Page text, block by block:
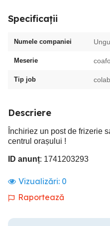
Specificații
Numele companiei
Meserie
Tip job
Descriere
Închiriez un post de frizerie
centrul orașului !
ID anunț: 1741203293
Vizualizări: 0
Raportează